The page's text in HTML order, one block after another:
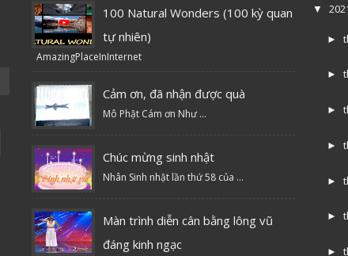
100 Natural Wonders (100 kỳ quan
tự nhiên)
AmazingPlaceInInternet
Cảm ơn, đã nhận được quà
Mô Phật Cám ơn Như ...
Chúc mừng sinh nhật
Nhân Sinh nhật lần thứ 58 của ...
Màn trình diễn cân bằng lông vũ
đáng kinh ngạc
▼
►
►
►
►
►
►
►